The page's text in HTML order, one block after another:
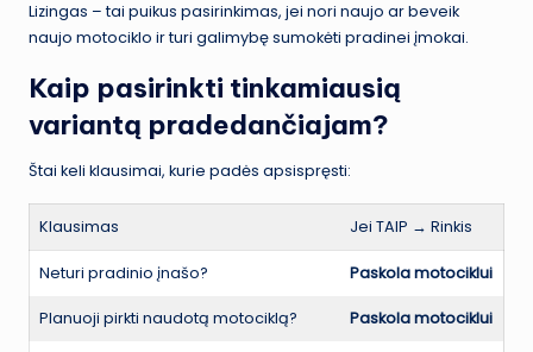
Lizingas – tai puikus pasirinkimas, jei nori naujo ar beveik
naujo motociklo ir turi galimybę sumokėti pradinei įmokai.
Kaip pasirinkti tinkamiausią
variantą pradedančiajam?
Štai keli klausimai, kurie padės apsispręsti:
Klausimas Jei TAIP → Rinkis
Neturi pradinio įnašo? Paskola motociklui
Planuoji pirkti naudotą motociklą? Paskola motociklui